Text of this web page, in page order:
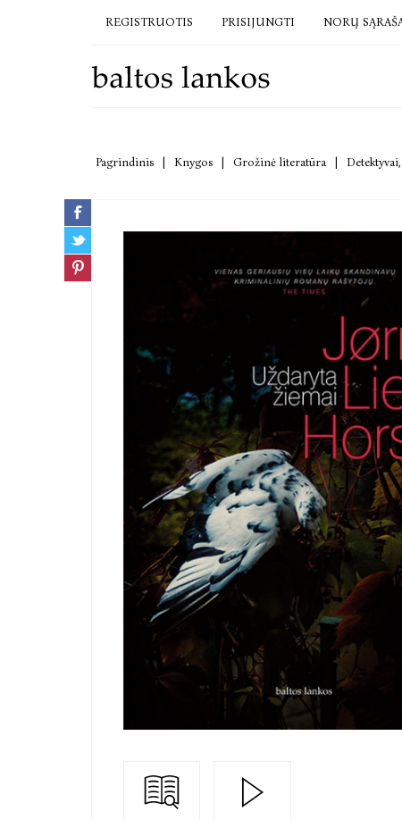
REGISTRUOTIS PRISIJUNGTI NORŲ
Pagrindinis Knygos Grožinė literatūra